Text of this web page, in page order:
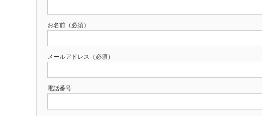
お名前（必須）
メールアドレス（必須）
電話番号